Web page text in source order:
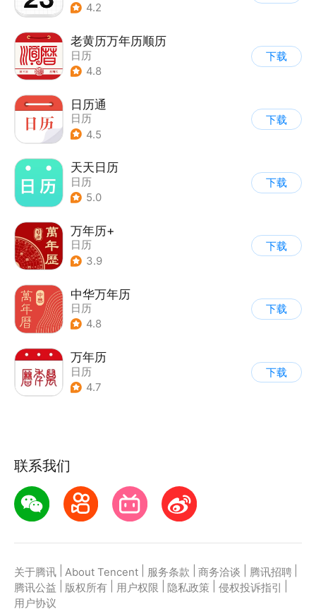
4.2
老黄历万年历顺历
日历
4.8
下载
日历通
日历
4.5
下载
天天日历
日历
5.0
下载
万年历+
日历
3.9
下载
中华万年历
日历
4.8
下载
万年历
日历
4.7
下载
联系我们
关于腾讯 About Tencent 服务条款 商务洽谈 腾讯招聘
腾讯公益
版权所有 用户权限 隐私政策 侵权投诉指引
用户协议